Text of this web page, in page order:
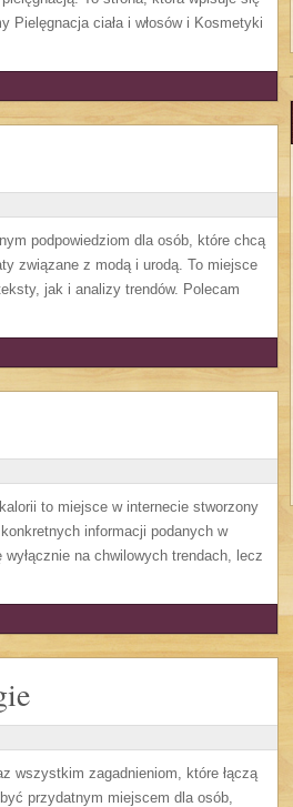
Pielęgnacja ciała i włosów i Kosmetyki
podpowiedziom dla osób, które chcą
związane z modą i urodą. To miejsce
jak i analizy trendów. Polecam
to miejsce w internecie stworzony
informacji podanych w
na chwilowych trendach, lecz
wszystkim zagadnieniom, które łączą
przydatnym miejscem dla osób,